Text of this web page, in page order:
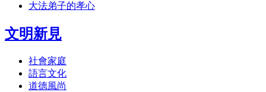
大法弟子的孝心
文明新見
社會家庭
語言文化
道德風尚